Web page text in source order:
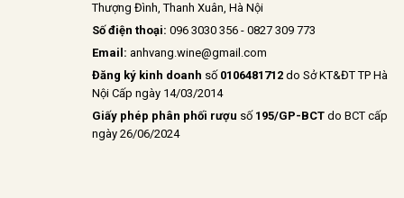
Thượng Đình, Thanh Xuân, Hà Nội
Số điện thoại: 096 3030 356 - 0827 309 773
Email: anhvang.wine@gmail.com
Đăng ký kinh doanh số 0106481712 do Sở KT&ĐT TP Hà
Nội Cấp ngày 14/03/2014
Giấy phép phân phối rượu số 195/GP-BCT do BCT cấp
ngày 26/06/2024